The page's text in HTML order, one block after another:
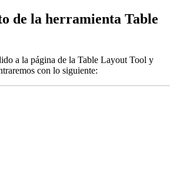
de la herramienta Table
a la página de la Table Layout Tool y
con lo siguiente: